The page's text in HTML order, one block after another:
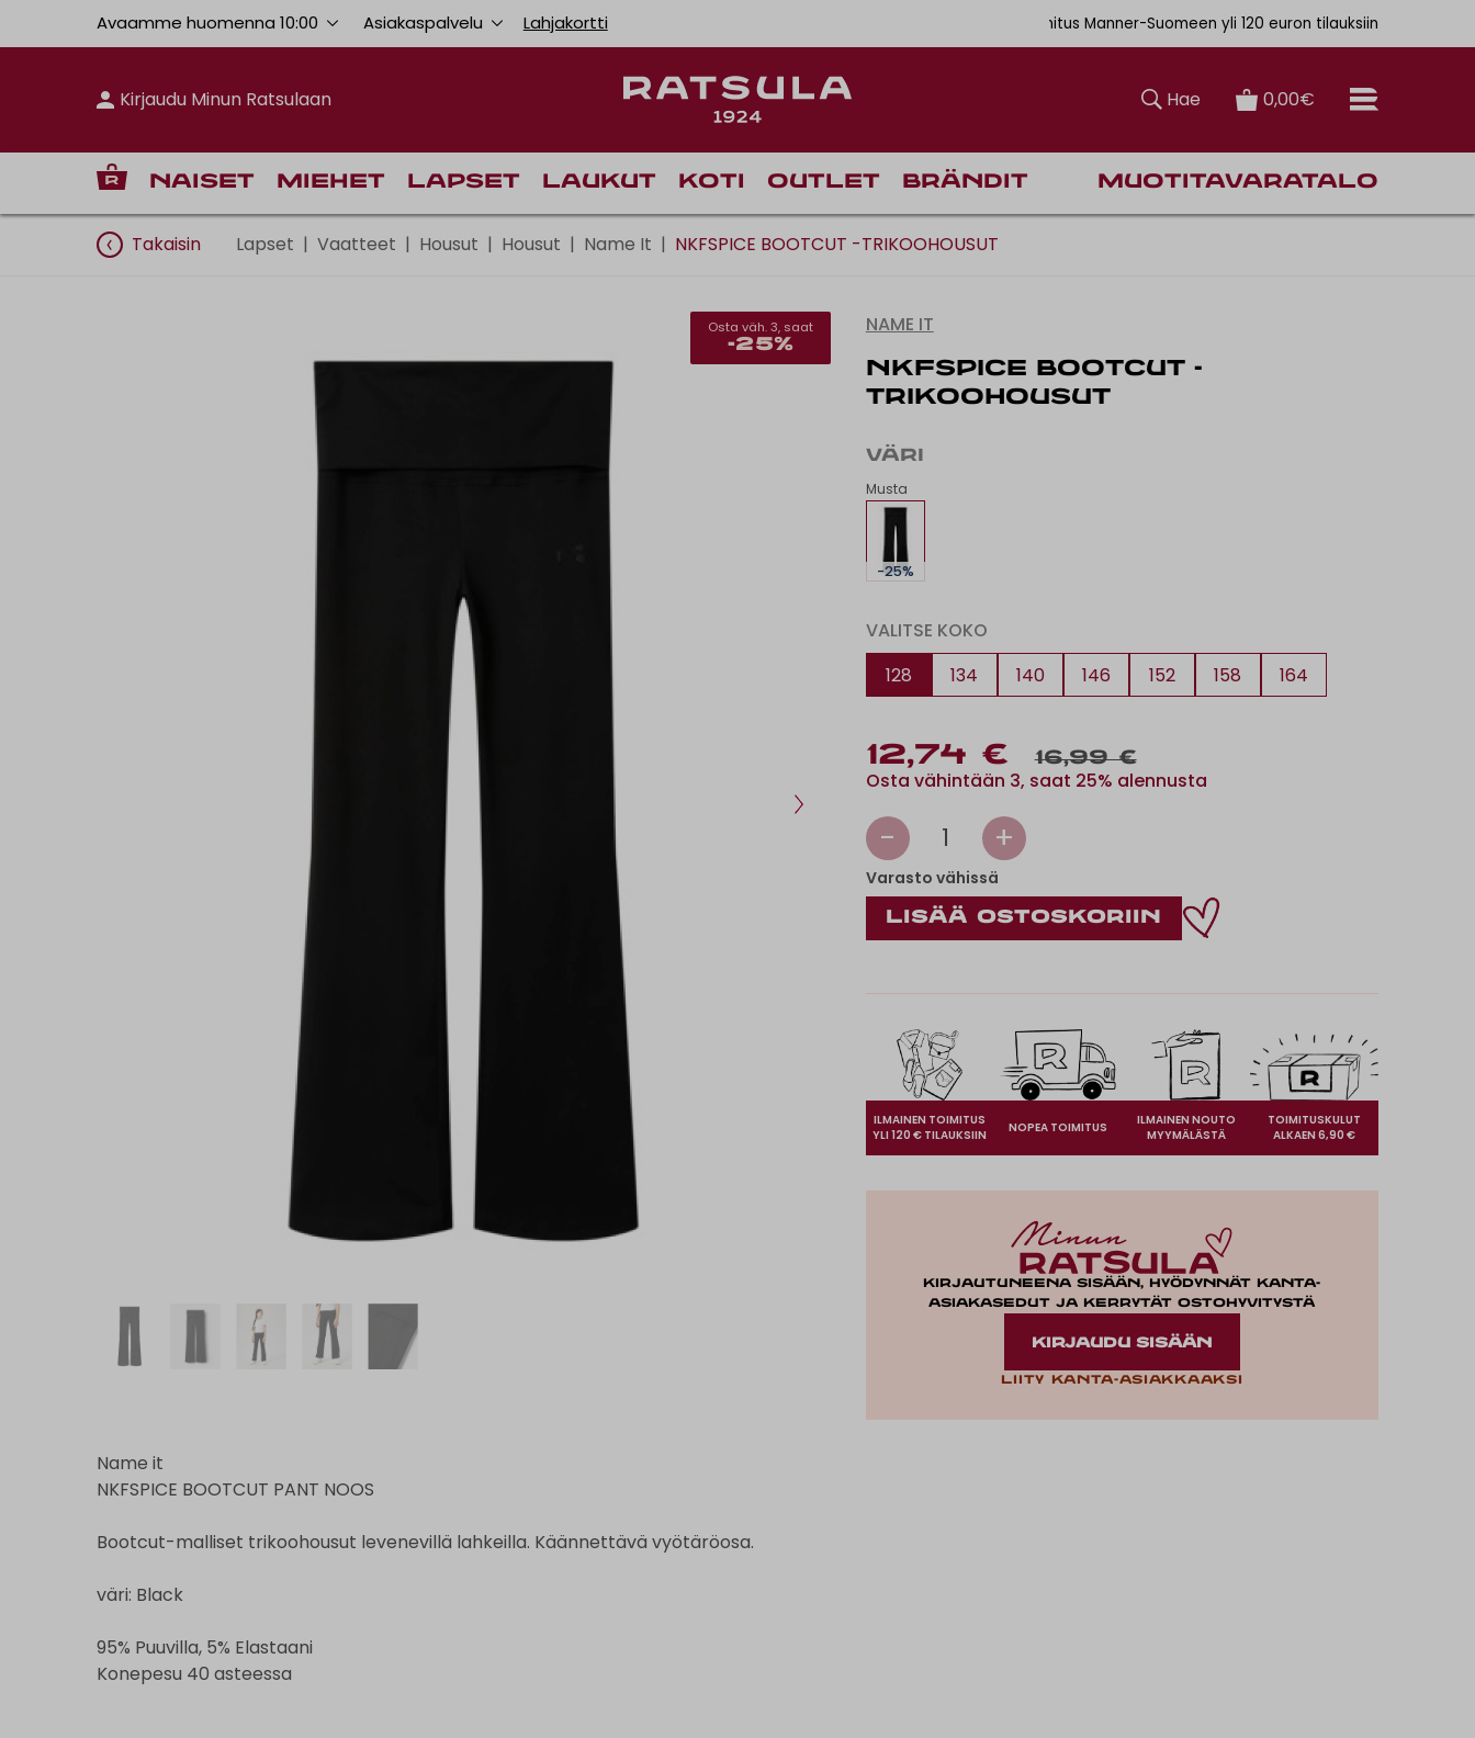
Avaamme huomenna 10:00 Asiakaspalvelu Lahjakortti Ilmainen toimitus Manner-Suomeen yli 120 euron tilauksiin
Kirjaudu Minun Ratsulaan Hae 0,00€
Naiset Miehet Lapset Laukut Koti Outlet Brändit Muotitavaratalo
Takaisin Lapset | Vaatteet | Housut | Housut | Name It | NKFSPICE BOOTCUT -TRIKOOHOUSUT
Osta väh. 3, saat
-25%
Name it
NKFSPICE BOOTCUT PANT NOOS
Bootcut-malliset trikoohousut levenevillä lahkeilla. Käännettävä vyötäröosa.
väri: Black
95% Puuvilla, 5% Elastaani
Konepesu 40 asteessa
NAME IT
NKFSPICE BOOTCUT -
TRIKOOHOUSUT
VÄRI
Musta
-25%
VALITSE KOKO
128
134 140 146 152 158 164
12,74 € 16,99 €
Osta vähintään 3, saat 25% alennusta
- 1 +
Varasto vähissä
ILMAINEN TOIMITUS
YLI 120 € TILAUKSIIN
NOPEA TOIMITUS
ILMAINEN NOUTO
MYYMÄLÄSTÄ
TOIMITUSKULUT
ALKAEN 6,90 €
Kirjautuneena sisään, hyödynnät kanta-
asiakasedut ja kerrytät ostohyvitystä
KIRJAUDU SISÄÄN
Liity kanta-asiakkaaksi